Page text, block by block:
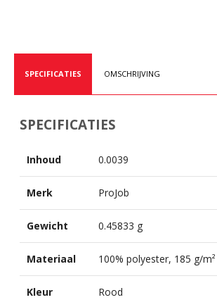
SPECIFICATIES OMSCHRIJVING
SPECIFICATIES
Inhoud 0.0039
Merk ProJob
Gewicht 0.45833 g
Materiaal 100% polyester, 185 g/m²
Kleur Rood